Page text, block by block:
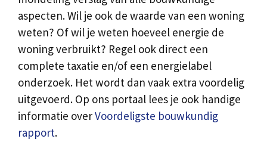
aspecten. Wil je ook de waarde van een woning
weten? Of wil je weten hoeveel energie de
woning verbruikt? Regel ook direct een
complete taxatie en/of een energielabel
onderzoek. Het wordt dan vaak extra voordelig
uitgevoerd. Op ons portaal lees je ook handige
informatie overVoordeligste bouwkundig
rapport.